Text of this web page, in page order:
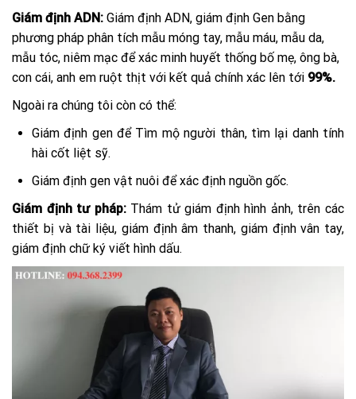
Giám định ADN: Giám định ADN, giám định Gen bằng
phương pháp phân tích mẫu móng tay, mẫu máu, mẫu da,
mẫu tóc, niêm mạc để xác minh huyết thống bố mẹ, ông bà,
con cái, anh em ruột thịt với kết quả chính xác lên tới 99%.
Ngoài ra chúng tôi còn có thể:
Giám định gen để Tìm mộ người thân, tìm lại danh tính
hài cốt liệt sỹ.
Giám định gen vật nuôi để xác định nguồn gốc.
Giám định tư pháp: Thám tử giám định hình ảnh, trên các
thiết bị và tài liệu, giám định âm thanh, giám định vân tay,
giám định chữ ký viết hình dấu.